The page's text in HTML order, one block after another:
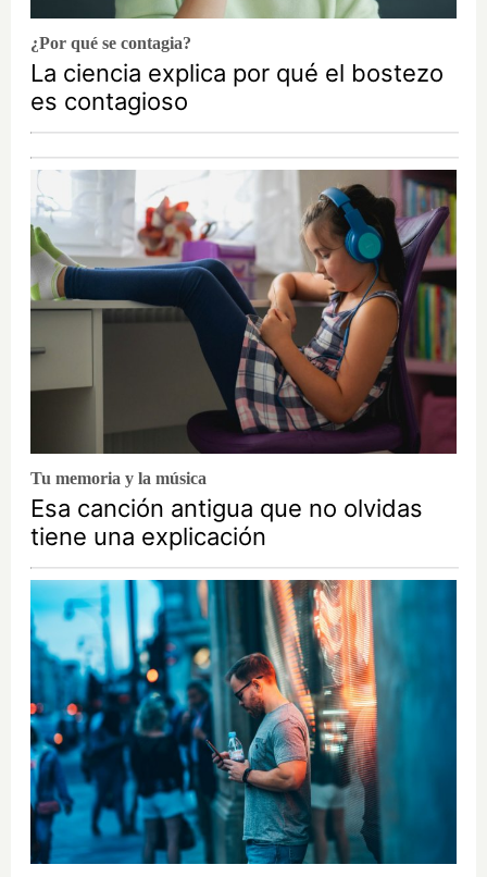
¿Por qué se contagia?
La ciencia explica por qué el bostezo
es contagioso
Tu memoria y la música
Esa canción antigua que no olvidas
tiene una explicación